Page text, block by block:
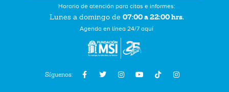
Síguenos:
Horario de atención para citas e informes:
Lunes a domingo de 07:00 a 22:00 hrs.
Agenda en línea 24/7 aquí